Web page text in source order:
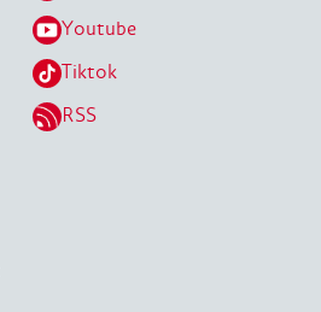
Youtube
Tiktok
RSS